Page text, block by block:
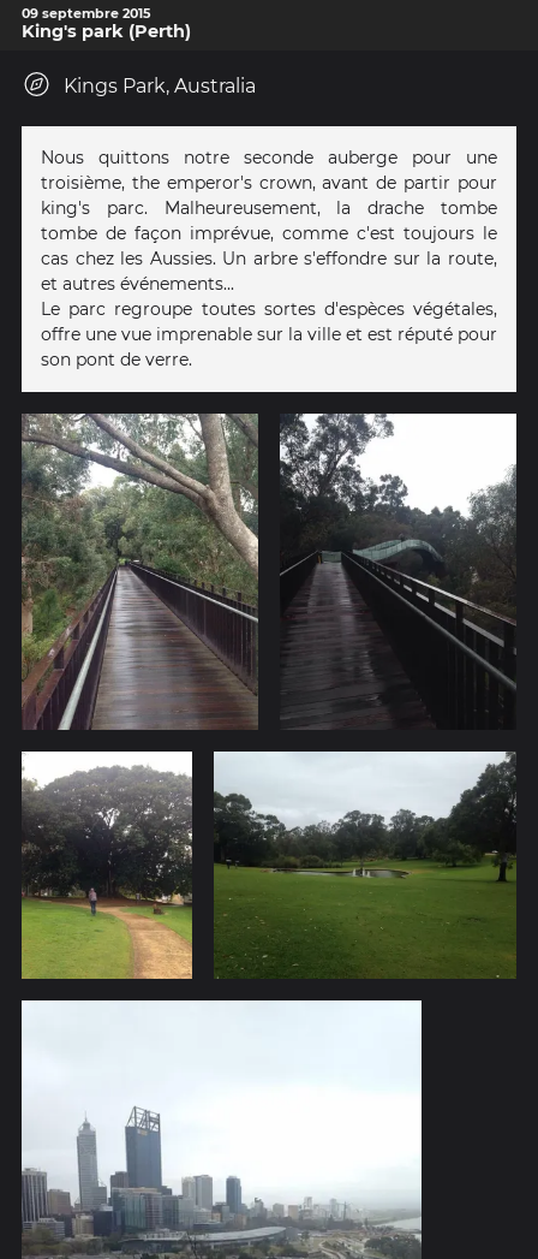
09 septembre 2015
King's park (Perth)
Kings Park, Australia
Nous quittons notre seconde auberge pour une
troisième, the emperor's crown, avant de partir pour
king's parc. Malheureusement, la drache tombe
tombe de façon imprévue, comme c'est toujours le
cas chez les Aussies. Un arbre s'effondre sur la route,
et autres événements...
Le parc regroupe toutes sortes d'espèces végétales,
offre une vue imprenable sur la ville et est réputé pour
son pont de verre.